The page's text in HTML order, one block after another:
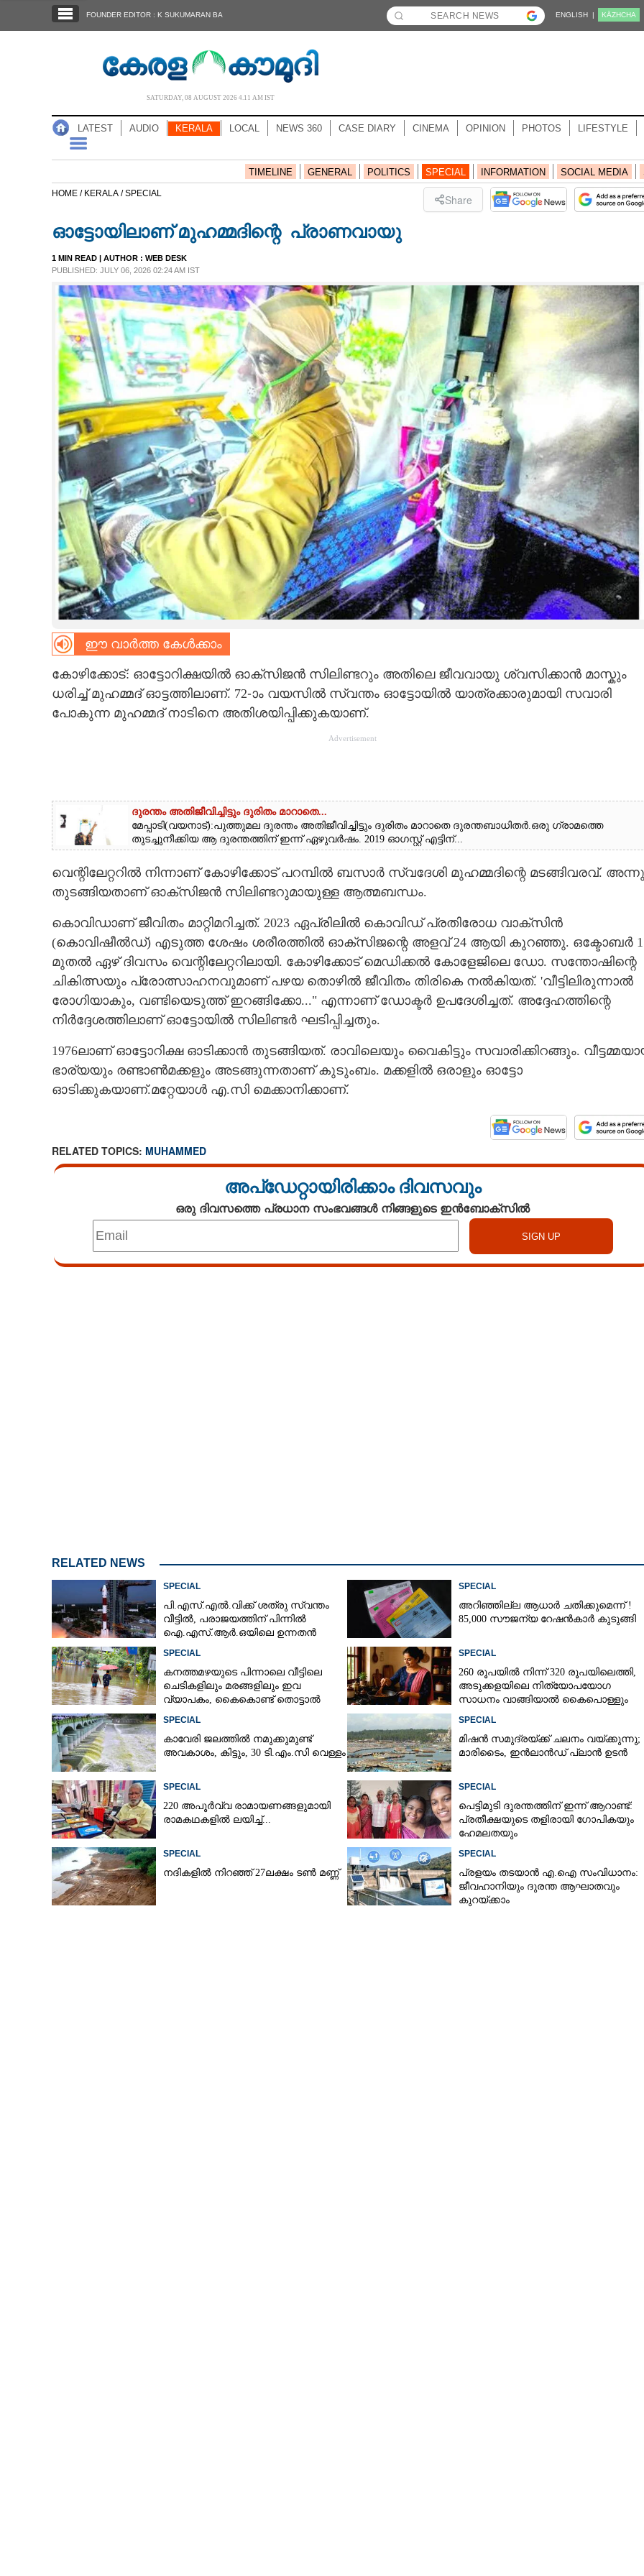
NOTIFIED NEWS
CASE DIARY
LIFESTYLE
SPIRITUAL
LITERATURE
FOUNDER EDITOR : K SUKUMARAN BA ENGLISH | KĀZHCHA
SATURDAY, 08 AUGUST 2026 4.11 AM IST
LATEST AUDIO KERALA LOCAL NEWS 360 CASE DIARY CINEMA OPINION PHOTOS LIFESTYLE
TIMELINE GENERAL POLITICS SPECIAL INFORMATION SOCIAL MEDIA
HOME / KERALA /SPECIAL Share
ഓട്ടോയിലാണ് മുഹമ്മദിന്റെ പ്രാണവായു
1 MIN READ | AUTHOR : WEB DESK
PUBLISHED: JULY 06, 2026 02:24 AM IST
ഈ വാർത്ത കേൾക്കാം
കോഴിക്കോട്: ഓട്ടോറിക്ഷയിൽ ഓക്‌സിജൻ സിലിണ്ടറും അതിലെ ജീവവായു ശ്വസിക്കാൻ മാസ്കും
ധരിച്ച് മുഹമ്മദ് ഓട്ടത്തിലാണ്. 72-ാം വയസിൽ സ്വന്തം ഓട്ടോയിൽ യാത്രക്കാരുമായി സവാരി
പോകുന്ന മുഹമ്മദ് നാടിനെ അതിശയിപ്പിക്കുകയാണ്.
Advertisement
ദുരന്തം അതിജീവിച്ചിട്ടും ദുരിതം മാറാതെ...
മേപ്പാടി(വയനാട്):പുത്തുമല ദുരന്തം അതിജീവിച്ചിട്ടും ദുരിതം മാറാതെ ദുരന്തബാധിതർ.ഒരു ഗ്രാമത്തെ
തുടച്ചുനീക്കിയ ആ ദുരന്തത്തിന് ഇന്ന് ഏഴുവർഷം. 2019 ഓഗസ്റ്റ് എട്ടിന്...
വെന്റിലേറ്ററിൽ നിന്നാണ് കോഴിക്കോട് പറമ്പിൽ ബസാർ സ്വദേശി മുഹമ്മദിന്റെ മടങ്ങിവരവ്. അന്നു
തുടങ്ങിയതാണ് ഓക്സിജൻ സിലിണ്ടറുമായുള്ള ആത്മബന്ധം.
കൊവിഡാണ് ജീവിതം മാറ്റിമറിച്ചത്. 2023 ഏപ്രിലിൽ കൊവിഡ് പ്രതിരോധ വാക്സിൻ
(കൊവിഷീൽഡ്) എടുത്ത ശേഷം ശരീരത്തിൽ ഓക്സിജന്റെ അളവ് 24 ആയി കുറഞ്ഞു. ഒക്ടോബർ
മുതൽ ഏഴ് ദിവസം വെന്റിലേറ്ററിലായി. കോഴിക്കോട് മെഡിക്കൽ കോളേജിലെ ഡോ. സന്തോഷിന്റെ
ചികിത്സയും പ്രോത്സാഹനവുമാണ് പഴയ തൊഴിൽ ജീവിതം തിരികെ നൽകിയത്. 'വീട്ടിലിരുന്നാൽ
രോഗിയാകും, വണ്ടിയെടുത്ത് ഇറങ്ങിക്കോ..." എന്നാണ് ഡോക്ടർ ഉപദേശിച്ചത്. അദ്ദേഹത്തിന്റെ
നിർദ്ദേശത്തിലാണ് ഓട്ടോയിൽ സിലിണ്ടർ ഘടിപ്പിച്ചതും.
1976ലാണ് ഓട്ടോറിക്ഷ ഓടിക്കാൻ തുടങ്ങിയത്. രാവിലെയും വൈകിട്ടും സവാരിക്കിറങ്ങും.
ഭാര്യയും രണ്ടാൺമക്കളും അടങ്ങുന്നതാണ് കുടുംബം. മക്കളിൽ ഒരാളും ഓട്ടോ
ഓടിക്കുകയാണ്.മറ്റേയാൾ എ.സി മെക്കാനിക്കാണ്.
RELATED TOPICS: MUHAMMED
അപ്ഡേറ്റായിരിക്കാം ദിവസവും
ഒരു ദിവസത്തെ പ്രധാന സംഭവങ്ങൾ നിങ്ങളുടെ ഇൻബോക്സിൽ
RELATED NEWS
SPECIAL
പി.എസ്.എൽ.വിക്ക് ശത്രു സ്വന്തം
വീട്ടിൽ,​ പരാജയത്തിന് പിന്നിൽ
ഐ.എസ്.ആർ.ഒയിലെ ഉന്നതൻ
SPECIAL
അറിഞ്ഞില്ല ആധാർ ചതിക്കുമെന്ന് !
85,000 സൗജന്യ റേഷൻകാർ കുടുങ്ങി
SPECIAL
കനത്തമഴയുടെ പിന്നാലെ വീട്ടിലെ
ചെടികളിലും മരങ്ങളിലും ഇവ
വ്യാപകം, കൈകൊണ്ട് തൊട്ടാൽ
SPECIAL
260 രൂപയിൽ നിന്ന് 320 രൂപയിലെത്തി,
അടുക്കളയിലെ നിത്യോപയോഗ
സാധനം വാങ്ങിയാൽ കൈപൊള്ളും
SPECIAL
കാവേരി ജലത്തിൽ നമുക്കുമുണ്ട്
അവകാശം, കിട്ടും, 30 ടി.എം.സി വെള്ളം
SPECIAL
മിഷൻ സമുദ്ര‌യ്ക്ക് ചലനം വയ്ക്കുന്നു;
മാരിടൈം, ഇൻലാൻഡ് പ്ലാൻ ഉടൻ
SPECIAL
220 അപൂർവ്വ രാമായണങ്ങളുമായി
രാമകഥകളിൽ ലയിച്ച്...
SPECIAL
പെട്ടിമുടി ദുരന്തത്തിന് ഇന്ന് ആറാണ്ട്:
പ്രതീക്ഷയുടെ തളിരായി ഗോപികയും
ഹേമലതയും
SPECIAL
നദികളിൽ നിറഞ്ഞ് 27ലക്ഷം ടൺ മണ്ണ്
SPECIAL
പ്രളയം തടയാൻ എ.ഐ സംവിധാനം:
ജീവഹാനിയും ദുരന്ത ആഘാതവും
കുറയ്ക്കാം
ഓട്ടോയിലാണ് മുഹമ്മദിന്റെ പ്രാണവായു
Share this link